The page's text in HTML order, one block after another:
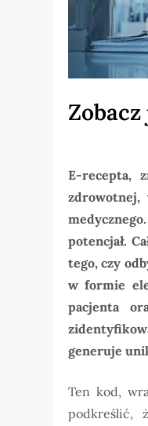
E-recepta,
zdrowotnej,
potencjał.
tego, czy
w formie
pacjenta
generuje
Ten kod,
podkreślić,